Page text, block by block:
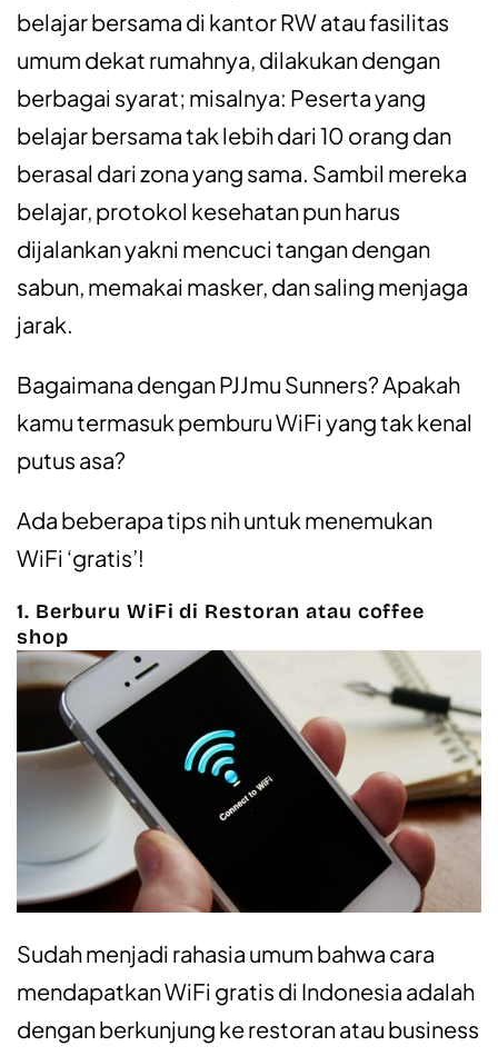
belajar bersama di kantor RW atau fasilitas
umum dekat rumahnya, dilakukan dengan
berbagai syarat; misalnya: Peserta yang
belajar bersama tak lebih dari 10 orang dan
berasal dari zona yang sama. Sambil mereka
belajar, protokol kesehatan pun harus
dijalankan yakni mencuci tangan dengan
sabun, memakai masker, dan saling menjaga
jarak.
Bagaimana dengan PJJmu Sunners? Apakah
kamu termasuk pemburu WiFi yang tak kenal
putus asa?
Ada beberapa tips nih untuk menemukan
WiFi ‘gratis’!
1. Berburu WiFi di Restoran atau coffee
shop
Sudah menjadi rahasia umum bahwa cara
mendapatkan WiFi gratis di Indonesia adalah
dengan berkunjung ke restoran atau business